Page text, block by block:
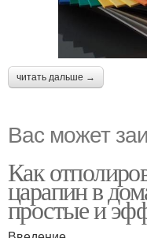
читать дальше →
Вас может
Как
царапин в
простые и